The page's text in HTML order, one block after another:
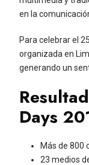
en la
Para celebrar el
organizada en
generando un
Days
Más de 800
23 medios